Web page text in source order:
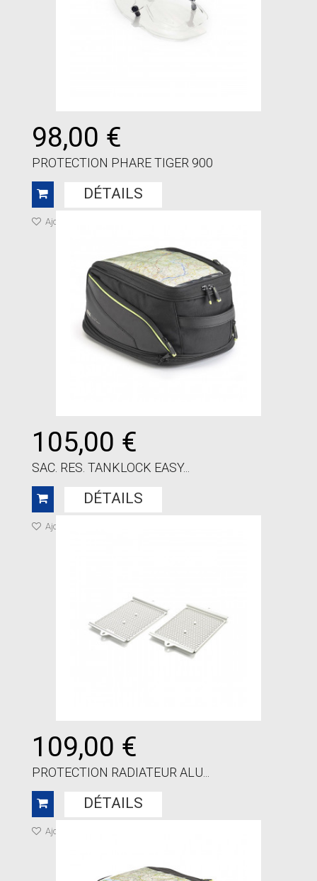
98,00 €
PROTECTION PHARE TIGER 900
DÉTAILS
Ajouter à ma liste de cadeaux
105,00 €
SAC. RES. TANKLOCK EASY...
DÉTAILS
Ajouter à ma liste de cadeaux
109,00 €
PROTECTION RADIATEUR ALU...
DÉTAILS
Ajouter à ma liste de cadeaux